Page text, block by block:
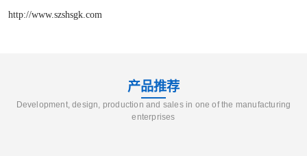
http://www.szshsgk.com
产品推荐
Development, design, production and sales in one of the manufacturing
enterprises